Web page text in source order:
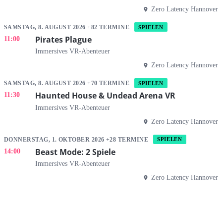
Zero Latency Hannover
SAMSTAG, 8. AUGUST 2026 +82 TERMINE SPIELEN
11:00 Pirates Plague
Immersives VR-Abenteuer
Zero Latency Hannover
SAMSTAG, 8. AUGUST 2026 +70 TERMINE SPIELEN
11:30 Haunted House & Undead Arena VR
Immersives VR-Abenteuer
Zero Latency Hannover
DONNERSTAG, 1. OKTOBER 2026 +28 TERMINE SPIELEN
14:00 Beast Mode: 2 Spiele
Immersives VR-Abenteuer
Zero Latency Hannover